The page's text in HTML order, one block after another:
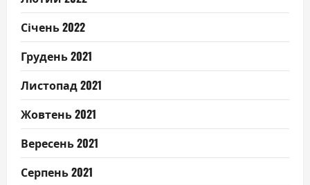
Січень 2022
Грудень 2021
Листопад 2021
Жовтень 2021
Вересень 2021
Серпень 2021